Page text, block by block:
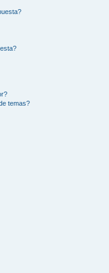
temas?